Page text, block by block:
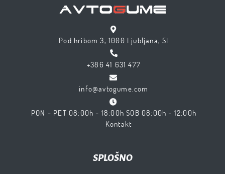
Pod hribom 3, 1000 Ljubljana, SI
+386 41 631 477
info@avtogume.com
PON - PET 08:00h - 18:00h SOB 08:00h - 12:00h
Kontakt
SPLOŠNO